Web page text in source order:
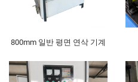
800mm 일반 평면 연삭 기계